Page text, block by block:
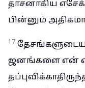
தாசனாகிய
பின்னும்
17
ஜனங்களை என்